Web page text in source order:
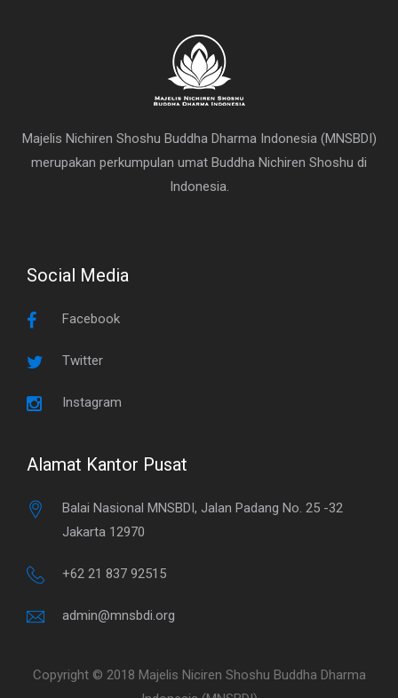
Majelis Nichiren Shoshu Buddha Dharma Indonesia (MNSBDI)
merupakan perkumpulan umat Buddha Nichiren Shoshu di
Indonesia.
Social Media
Facebook
Twitter
Instagram
Alamat Kantor Pusat
Balai Nasional MNSBDI, Jalan Padang No. 25 -32
Jakarta 12970
+62 21 837 92515
admin@mnsbdi.org
Copyright © 2018 Majelis Niciren Shoshu Buddha Dharma